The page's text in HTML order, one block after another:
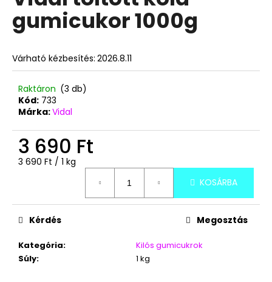
ből
5,0
gumicukor 1000g
Várható kézbesítés: 2026.8.11
Raktáron (3 db)
Kód: 733
Márka:Vidal
3 690 Ft
Egységár:
3 690 Ft / 1 kg
KOSÁRBA
Kategória:
Kilós gumicukrok
Súly: 1 kg
Kérdés Megosztás
A
á
n
u
k
TOP
900G
Ft